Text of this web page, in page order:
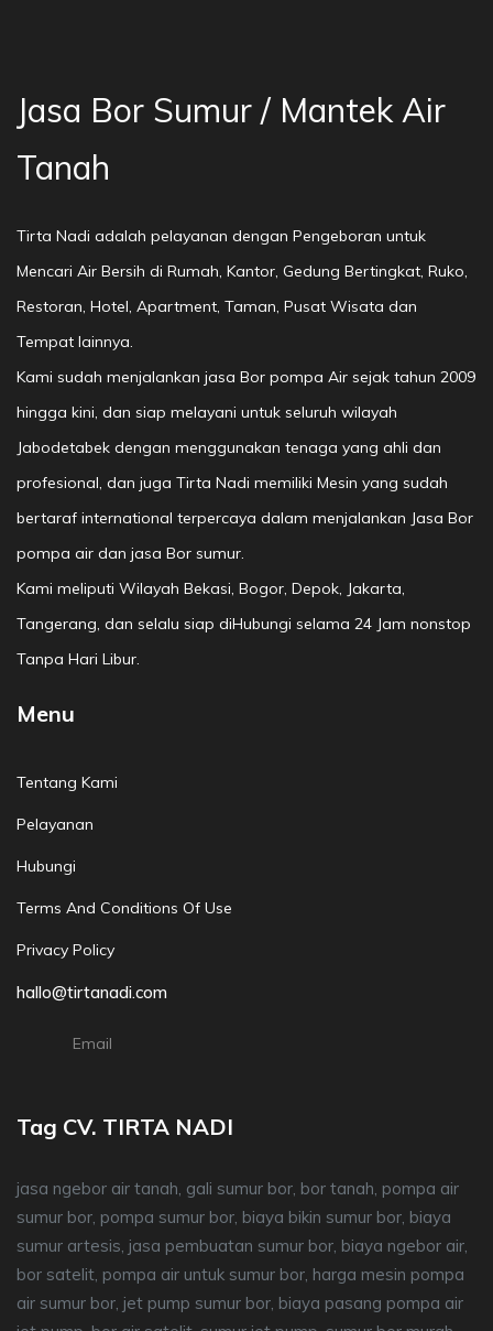
Jasa Bor Sumur / Mantek Air
Tanah
Tirta Nadi adalah pelayanan dengan Pengeboran untuk
Mencari Air Bersih di Rumah, Kantor, Gedung Bertingkat, Ruko,
Restoran, Hotel, Apartment, Taman, Pusat Wisata dan
Tempat lainnya.
Kami sudah menjalankan jasa Bor pompa Air sejak tahun 2009
hingga kini, dan siap melayani untuk seluruh wilayah
Jabodetabek dengan menggunakan tenaga yang ahli dan
profesional, dan juga Tirta Nadi memiliki Mesin yang sudah
bertaraf international terpercaya dalam menjalankan Jasa Bor
pompa air dan jasa Bor sumur.
Kami meliputi Wilayah Bekasi, Bogor, Depok, Jakarta,
Tangerang, dan selalu siap diHubungi selama 24 Jam nonstop
Tanpa Hari Libur.
Menu
Tentang Kami
Pelayanan
Hubungi
Terms And Conditions Of Use
Privacy Policy
hallo@tirtanadi.com
Email
Tag CV. TIRTA NADI
jasa ngebor air tanah, gali sumur bor, bor tanah, pompa air
sumur bor, pompa sumur bor, biaya bikin sumur bor, biaya
sumur artesis, jasa pembuatan sumur bor, biaya ngebor air,
bor satelit, pompa air untuk sumur bor, harga mesin pompa
air sumur bor, jet pump sumur bor, biaya pasang pompa air